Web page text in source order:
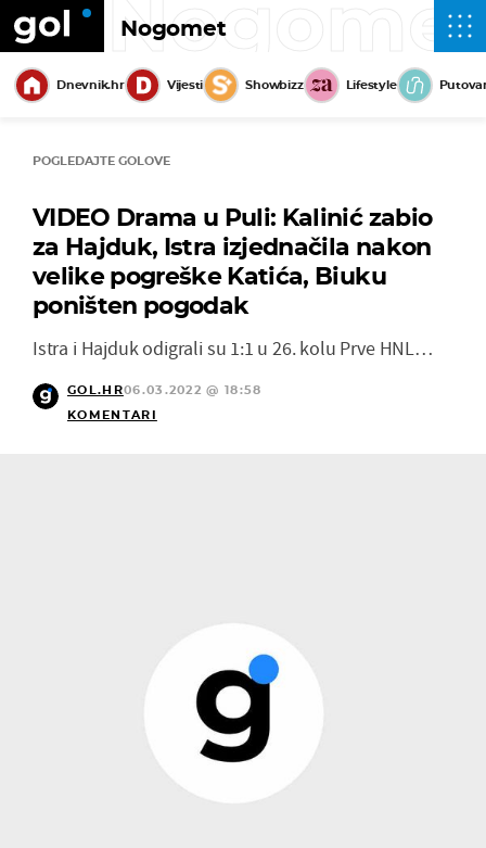
Nogomet
Dnevnik.hr Vijesti Showbizz Lifestyle
POGLEDAJTE GOLOVE
VIDEO Drama u Puli: Kalinić zabio
za Hajduk, Istra izjednačila nakon
velike pogreške Katića, Biuku
poništen pogodak
Istra i Hajduk odigrali su 1:1 u 26. kolu Prve HNL…
GOL.HR06.03.2022 @ 18:58
KOMENTARI